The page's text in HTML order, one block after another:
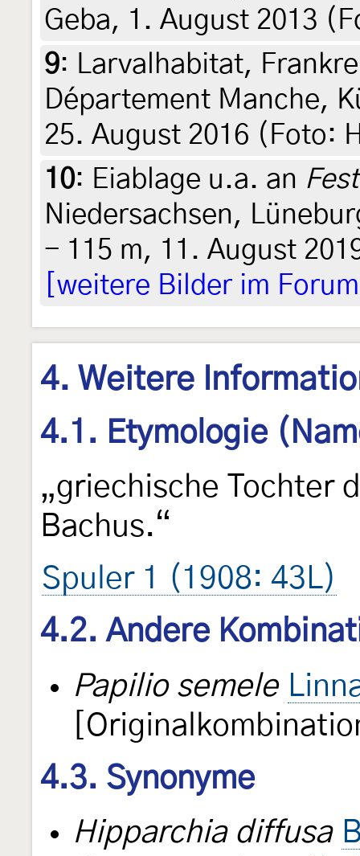
Geba, 1. August 2013
9: Larvalhabitat,
Département Manche,
25. August 2016 (Foto:
10: Eiablage u.a. an
Niedersachsen,
- 115 m, 11. August
[weitere Bilder im
4. Weitere
4.1. Etymologie
„griechische Tochter
Bachus.“
Spuler 1 (1908: 43L)
4.2. Andere
Papilio semele
4.3. Synonyme
Hipparchia diffusa